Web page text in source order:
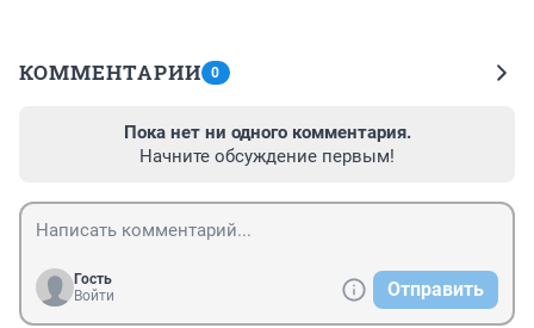
КОММЕНТАРИИ 0
Пока нет ни одного комментария.
Начните обсуждение первым!
Гость
Войти
Отправить